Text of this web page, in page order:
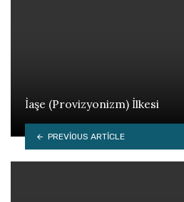
İaşe (Provizyonizm) İlkesi
PREVIOUS ARTICLE